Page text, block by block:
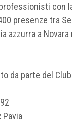
con
presenze tra
azzurra a
da parte del
Pavia